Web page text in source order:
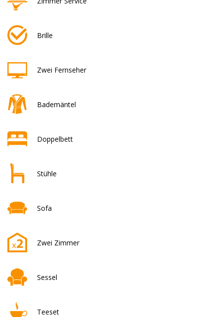
Brille
Zwei Fernseher
Bademäntel
Doppelbett
Stühle
Sofa
Zwei Zimmer
Sessel
Teeset